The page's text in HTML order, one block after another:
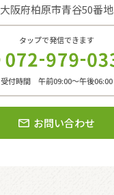
大阪府柏原市青谷50番地
タップで発信できます
受付時間 午前09:00〜午後06:00
お問い合わせ